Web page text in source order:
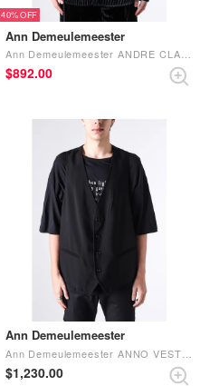
40%
Ann Demeulemeester
Ann Demeulemeester ANDRE CLASSIC SHIRT （Black）
$‌892.00
Ann Demeulemeester
$‌1,230.00